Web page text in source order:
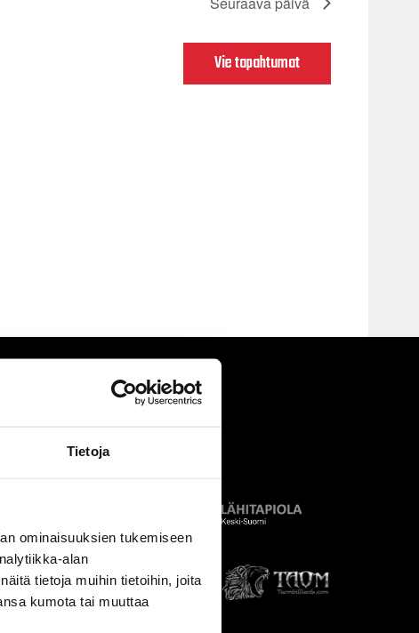
Tietoja
ominaisuuksien tukemiseen
alan
tietoja muihin tietoihin, joita
kumota tai muuttaa
Vie tapahtumat